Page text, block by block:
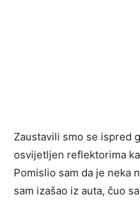
Zaustavili smo se ispred
osvijetljen reflektorima
Pomislio sam da je neka
sam izašao iz auta, čuo